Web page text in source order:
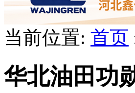
当前位置: 首页
华北油田功